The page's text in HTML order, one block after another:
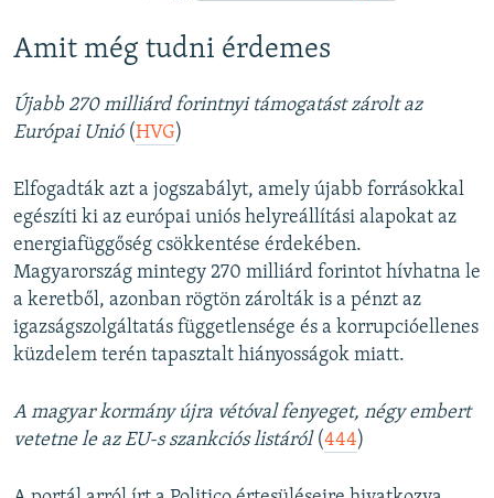
Amit még tudni érdemes
Újabb 270 milliárd forintnyi támogatást zárolt az
Európai Unió(HVG)
Elfogadták azt a jogszabályt, amely újabb forrásokkal
egészíti ki az európai uniós helyreállítási alapokat az
energiafüggőség csökkentése érdekében.
Magyarország mintegy 270 milliárd forintot hívhatna le
a keretből, azonban rögtön zárolták is a pénzt az
igazságszolgáltatás függetlensége és a korrupcióellenes
küzdelem terén tapasztalt hiányosságok miatt.
A magyar kormány újra vétóval fenyeget, négy embert
vetetne le az EU-s szankciós listáról(444)